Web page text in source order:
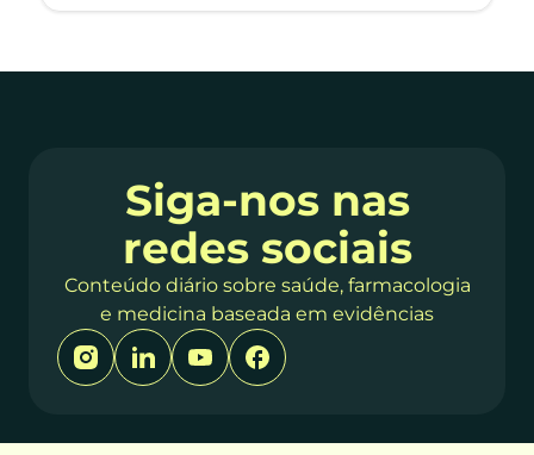
Siga-nos nas
redes sociais
Conteúdo diário sobre saúde, farmacologia
e medicina baseada em evidências